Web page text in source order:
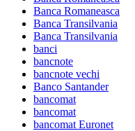
Banca Romaneasca
Banca Transilvania
Banca Transilvania
banci
bancnote
bancnote vechi
Banco Santander
bancomat
bancomat
bancomat Euronet